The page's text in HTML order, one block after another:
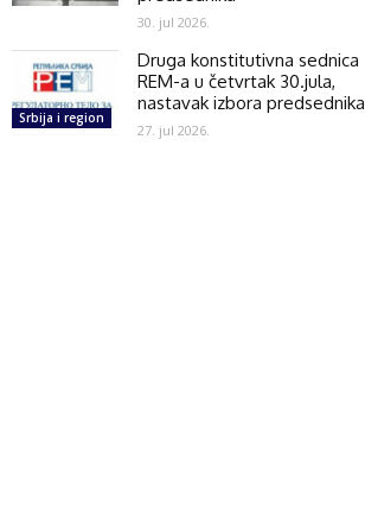
30. jul 2026.
Srbija i region
Druga konstitutivna sednica
REM-a u četvrtak 30.jula,
nastavak izbora predsednika
27. jul 2026.